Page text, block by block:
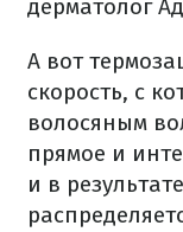
дерматолог
А вот
скорость, с
волосяным
прямое и
и в